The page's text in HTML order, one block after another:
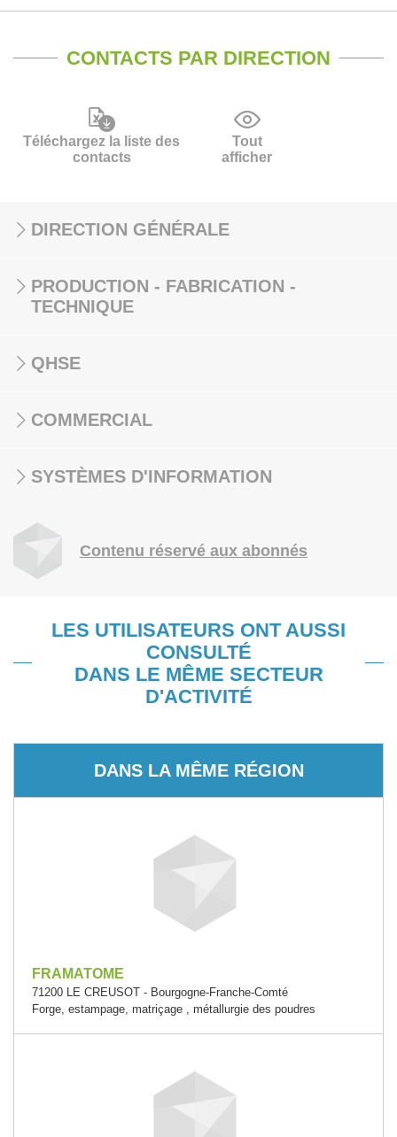
CONTACTS PAR DIRECTION
Téléchargez la liste des
contacts
Tout
afficher
DIRECTION GÉNÉRALE
PRODUCTION - FABRICATION -
TECHNIQUE
QHSE
COMMERCIAL
SYSTÈMES D'INFORMATION
Contenu réservé aux abonnés
LES UTILISATEURS ONT AUSSI
CONSULTÉ
DANS LE MÊME SECTEUR
D'ACTIVITÉ
DANS LA MÊME RÉGION
FRAMATOME
71200 LE CREUSOT - Bourgogne-Franche-Comté
Forge, estampage, matriçage , métallurgie des poudres